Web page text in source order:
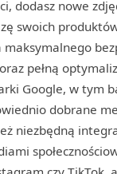
dodasz nowe
swoich
maksymalnego
pełną
Google, w tym
dobrane
niezbędną